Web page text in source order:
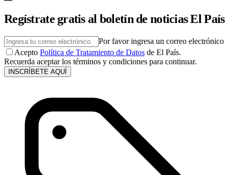
Regístrate gratis al boletín de noticias El País
Por favor ingresa un correo electrónico
Acepto Política de Tratamiento de Datos de El País.
Recuerda aceptar los términos y condiciones para continuar.
INSCRÍBETE AQUÍ